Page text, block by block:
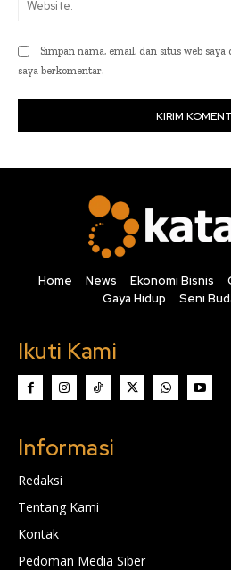
Simpan nama, email, dan situs web
saya berkomentar.
Home News Ekonomi Bisnis
Gaya Hidup
Seni
Ikuti Kami
Informasi
Redaksi
Tentang Kami
Kontak
Pedoman Media Siber